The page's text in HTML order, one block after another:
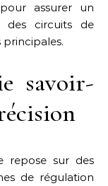
assurer un
des circuits de
principales.
savoir-
repose sur des
de régulation